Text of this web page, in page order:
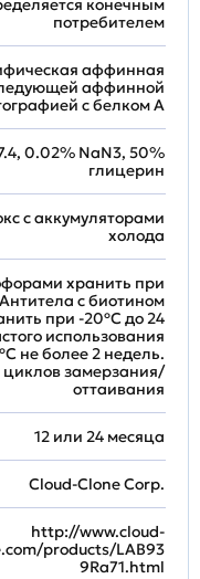
конечным
потребителем
аффинная
аффинной
с белком А
0.02% NaN3, 50%
глицерин
с аккумуляторами
холода
хранить при
с биотином
при -20ºС до 24
использования
не более 2 недель.
циклов замерзания/
оттаивания
12 или 24 месяца
Cloud-Clone Corp.
http://www.cloud-
products/LAB93
9Ra71.html